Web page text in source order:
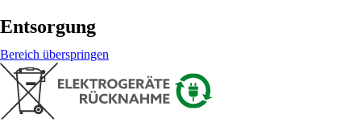
Entsorgung
Bereich überspringen